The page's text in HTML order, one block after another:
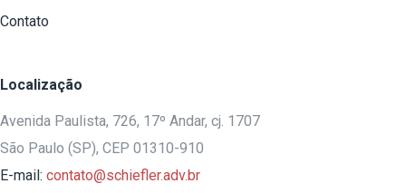
Contato
Localização
Avenida Paulista, 726, 17º Andar, cj. 1707
São Paulo (SP), CEP 01310-910
E-mail: contato@schiefler.adv.br